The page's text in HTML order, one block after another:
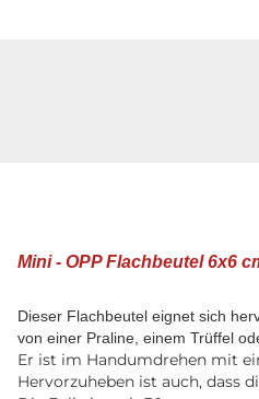
Mini - OPP Flachbeutel 6x6
Dieser Flachbeutel eignet sich
von einer Praline, einem Trüffel
Er ist im Handumdrehen mit
Hervorzuheben ist auch, dass